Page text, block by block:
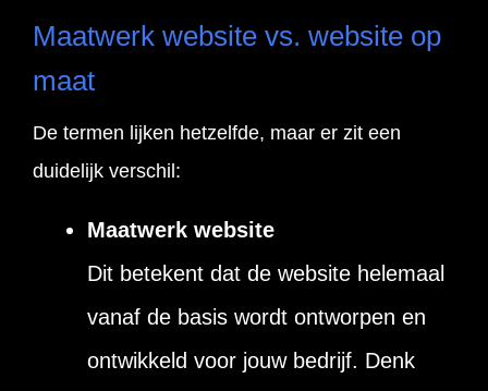
Maatwerk website vs. website op
maat
De termen lijken hetzelfde, maar er zit een
duidelijk verschil:
Maatwerk website
Dit betekent dat de website helemaal
vanaf de basis wordt ontworpen en
ontwikkeld voor jouw bedrijf. Denk